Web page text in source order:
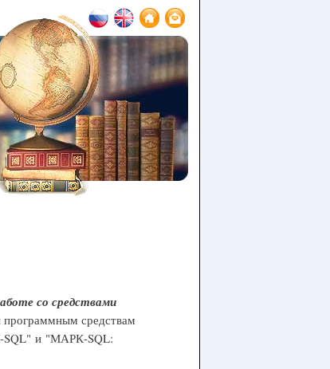
со средствами
программным средствам
SQL" и "МАРК-SQL: